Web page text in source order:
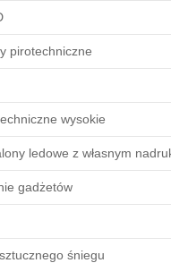
pirotechniczne
wysokie
ledowe z własnym
gadżetów
śniegu